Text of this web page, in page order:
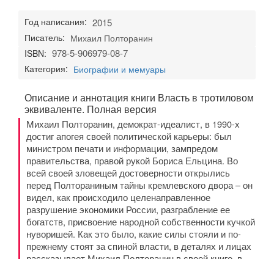
Год написания: 2015
Писатель: Михаил Полторанин
ISBN: 978-5-906979-08-7
Категория: Биографии и мемуары
Описание и аннотация книги Власть в тротиловом
эквиваленте. Полная версия
Михаил Полторанин, демократ-идеалист, в 1990-х
достиг апогея своей политической карьеры: был
министром печати и информации, зампредом
правительства, правой рукой Бориса Ельцина. Во
всей своей зловещей достоверности открылись
перед Полтораниным тайны кремлевского двора – он
видел, как происходило целенаправленное
разрушение экономики России, разграбление ее
богатств, присвоение народной собственности кучкой
нуворишей. Как это было, какие силы стояли и по-
прежнему стоят за спиной власти, в деталях и лицах